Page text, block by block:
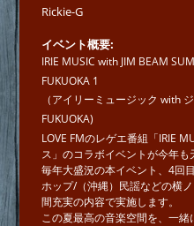
Rickie-G
イベント概要
IRIE MUSIC with JIM BEAM
FUKUOKA 1
（アイリーミュージック with
FUKUOKA)
LOVE FMのレゲエ番組「IRIE
ス」のコラボイベントが今年も
毎年大盛況の本イベント、4回
ホップ/（沖縄）民謡などの横
間充実の内容で実施します。
この夏最高の音楽空間を、一緒